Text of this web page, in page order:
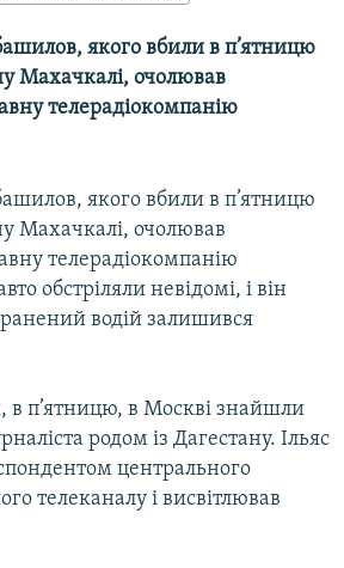
якого вбили в п’ятницю
Махачкалі, очолював
телерадіокомпанію
якого вбили в п’ятницю
Махачкалі, очолював
телерадіокомпанію
обстріляли невідомі, і він
водій залишився
в п’ятницю, в Москві знайшли
родом із Дагестану. Ільяс
центрального
телеканалу і висвітлював